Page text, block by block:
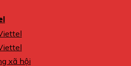
xã hội